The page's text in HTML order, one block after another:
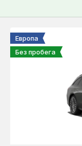
Европа
Без пробега